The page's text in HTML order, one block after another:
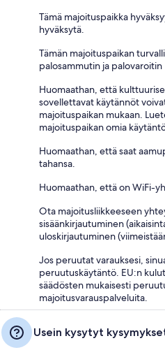
Tämä majoituspaikka
hyväksytä.
Tämän majoituspaikan
palosammutin ja palovaroitin
Huomaathan, että
sovellettavat käytännöt
majoituspaikan mukaan.
majoituspaikan omia
Huomaathan, että saat
tahansa.
Huomaathan, että on WiFi-
Ota majoitusliikkeeseen
sisäänkirjautuminen
uloskirjautuminen
Jos peruutat varauksesi,
peruutuskäytäntö. EU:n
säädösten mukaisesti
majoitusvarauspalveluita.
Usein kysytyt